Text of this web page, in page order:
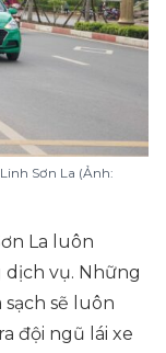
Sơn La (Ảnh:
La luôn
vụ. Những
sẽ luôn
đội ngũ lái xe